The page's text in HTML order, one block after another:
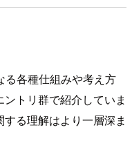
る各種仕組みや考え方
トリ群で紹介していま
る理解はより一層深ま